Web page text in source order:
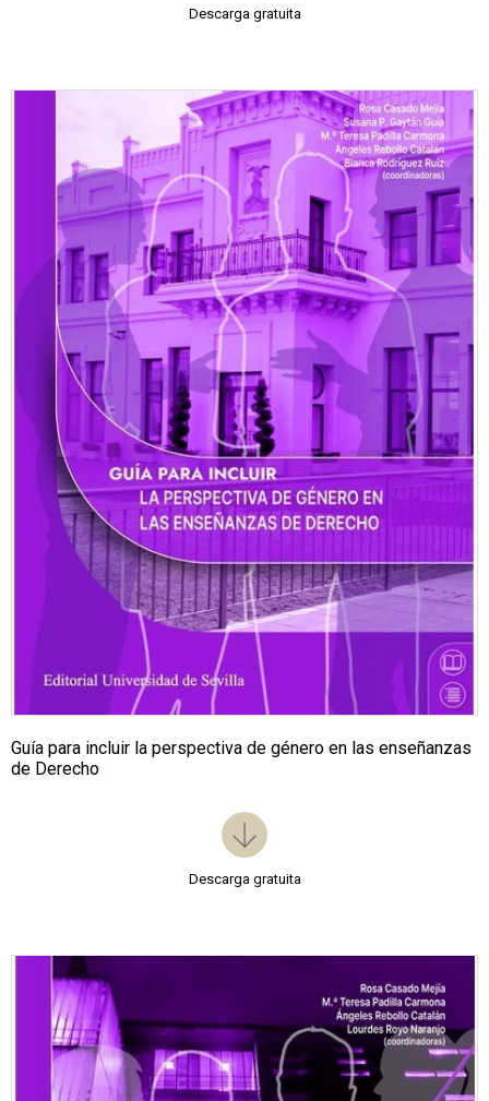
Descarga gratuita
Guía para incluir la perspectiva de género en las enseñanzas
de Derecho
Descarga gratuita